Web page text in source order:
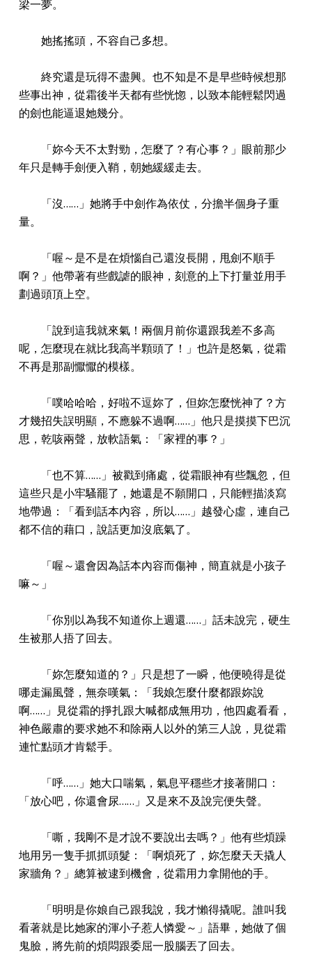
梁一夢。
她搖搖頭，不容自己多想。
終究還是玩得不盡興。也不知是不是早些時候想那
些事出神，從霜後半天都有些恍惚，以致本能輕鬆閃過
的劍也能逼退她幾分。
「妳今天不太對勁，怎麼了？有心事？」眼前那少
年只是轉手劍便入鞘，朝她緩緩走去。
「沒……」她將手中劍作為依仗，分擔半個身子重
量。
「喔～是不是在煩惱自己還沒長開，甩劍不順手
啊？」他帶著有些戲謔的眼神，刻意的上下打量並用手
劃過頭頂上空。
「說到這我就來氣！兩個月前你還跟我差不多高
呢，怎麼現在就比我高半顆頭了！」也許是怒氣，從霜
不再是那副懨懨的模樣。
「噗哈哈哈，好啦不逗妳了，但妳怎麼恍神了？方
才幾招失誤明顯，不應躲不過啊……」他只是摸摸下巴沉
思，乾咳兩聲，放軟語氣：「家裡的事？」
「也不算……」被戳到痛處，從霜眼神有些飄忽，但
這些只是小牢騷罷了，她還是不願開口，只能輕描淡寫
地帶過：「看到話本內容，所以……」越發心虛，連自己
都不信的藉口，說話更加沒底氣了。
「喔～還會因為話本內容而傷神，簡直就是小孩子
嘛～」
「你別以為我不知道你上週還……」話未說完，硬生
生被那人捂了回去。
「妳怎麼知道的？」只是想了一瞬，他便曉得是從
哪走漏風聲，無奈嘆氣：「我娘怎麼什麼都跟妳說
啊……」見從霜的掙扎跟大喊都成無用功，他四處看看，
神色嚴肅的要求她不和除兩人以外的第三人說，見從霜
連忙點頭才肯鬆手。
「呼……」她大口喘氣，氣息平穩些才接著開口：
「放心吧，你還會尿……」又是來不及說完便失聲。
「嘶，我剛不是才說不要說出去嗎？」他有些煩躁
地用另一隻手抓抓頭髮：「啊煩死了，妳怎麼天天撬人
家牆角？」總算被逮到機會，從霜用力拿開他的手。
「明明是你娘自己跟我說，我才懶得撬呢。誰叫我
看著就是比她家的渾小子惹人憐愛～」語畢，她做了個
鬼臉，將先前的煩悶跟委屈一股腦丟了回去。